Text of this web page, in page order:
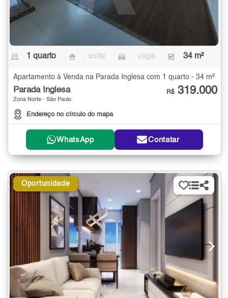
1 quarto - suíte - vaga 34 m²
Apartamento à Venda na Parada Inglesa com 1 quarto - 34 m²
Parada Inglesa
Zona Norte - São Paulo
Endereço no círculo do mapa
R$ 319.000
WhatsApp Contatar
Oportunidade